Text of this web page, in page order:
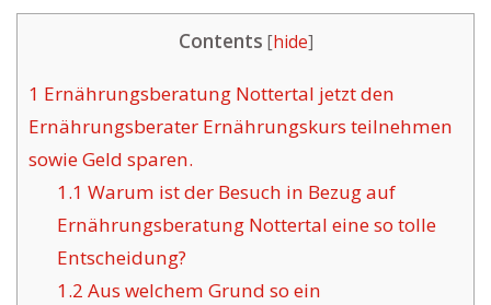
Contents [hide]
1 Ernährungsberatung Nottertal jetzt den
Ernährungsberater Ernährungskurs teilnehmen
sowie Geld sparen.
1.1 Warum ist der Besuch in Bezug auf
Ernährungsberatung Nottertal eine so tolle
Entscheidung?
1.2 Aus welchem Grund so ein